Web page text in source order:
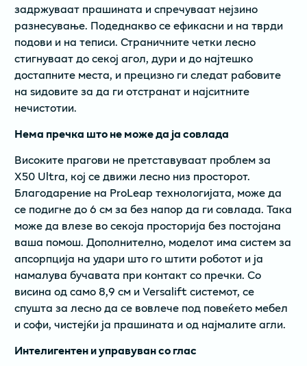
задржуваат прашината и спречуваат нејзино
разнесување. Подеднакво се ефикасни и на тврди
подови и на теписи. Страничните четки лесно
стигнуваат до секој агол, дури и до најтешко
достапните места, и прецизно ги следат рабовите
на ѕидовите за да ги отстранат и најситните
нечистотии.
Нема пречка што не може да ја совлада
Високите прагови не претставуваат проблем за
X50 Ultra, кој се движи лесно низ просторот.
Благодарение на ProLeap технологијата, може да
се подигне до 6 см за без напор да ги совлада. Така
може да влезе во секоја просторија без постојана
ваша помош. Дополнително, моделот има систем за
апсорпција на удари што го штити роботот и ја
намалува бучавата при контакт со пречки. Со
висина од само 8,9 см и Versalift системот, се
спушта за лесно да се вовлече под повеќето мебел
и софи, чистејќи ја прашината и од најмалите агли.
Интелигентен и управуван со глас